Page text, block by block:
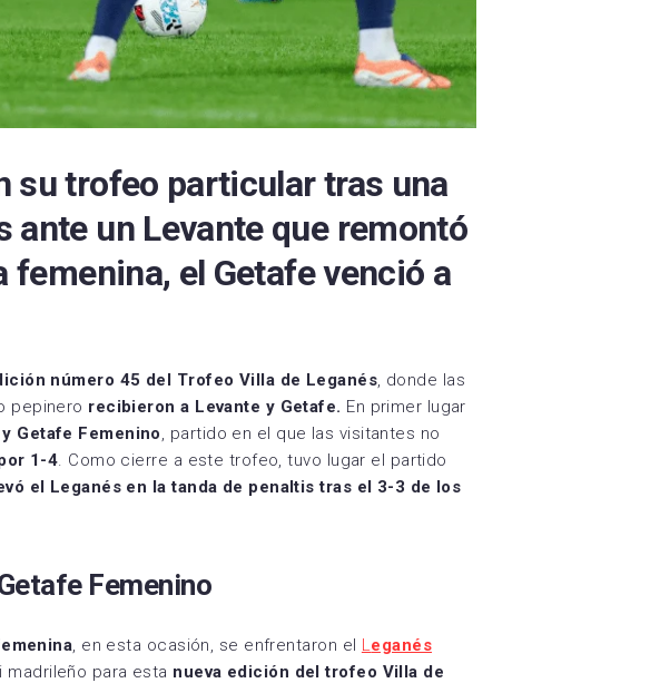
su trofeo particular tras una
ante un Levante que remontó
el Getafe venció a
número 45 del Trofeo Villa de Leganés, donde las
pepinero recibieron a Levante y Getafe. En primer lugar
Getafe Femenino, partido en el que las visitantes no
1-4. Como cierre a este trofeo, tuvo lugar el partido
el Leganés en la tanda de penaltis tras el 3-3 de los
Femenino
, en esta ocasión, se enfrentaron el Leganés
madrileño para esta nueva edición del trofeo Villa de